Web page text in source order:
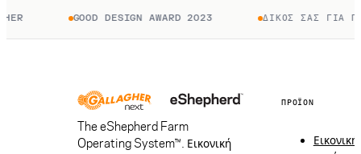
GOOD DESIGN AWARD 2023 ΔΙΚΌΣ ΣΑΣ ΓΙΑ
The eShepherd Farm
Operating System™. Εικονική
ΠΡΟΪΌΝ
Εικονική